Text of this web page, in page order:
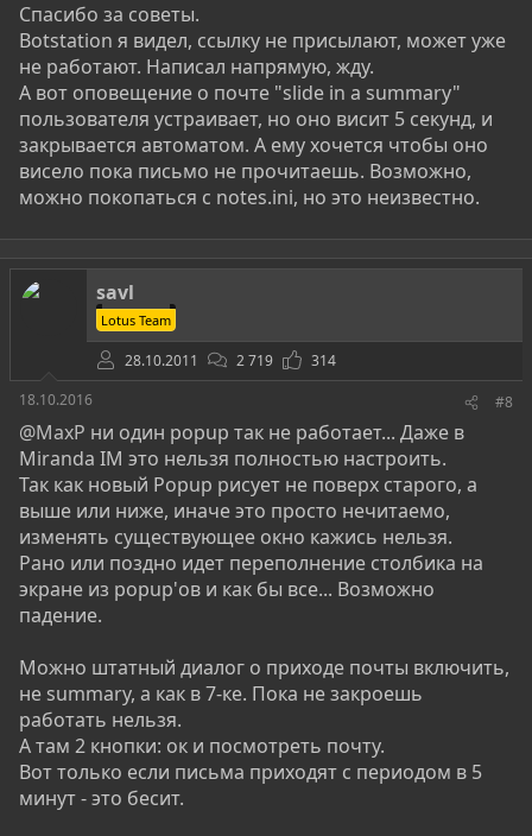
Спасибо за советы.
Botstation я видел, ссылку не присылают, может уже
не работают. Написал напрямую, жду.
А вот оповещение о почте "slide in a summary"
пользователя устраивает, но оно висит 5 секунд, и
закрывается автоматом. А ему хочется чтобы оно
висело пока письмо не прочитаешь. Возможно,
можно покопаться с notes.ini, но это неизвестно.
savl
Lotus Team
28.10.2011 2 719
314
18.10.2016
#8
@MaxP ни один popup так не работает... Даже в
Miranda IM это нельзя полностью настроить.
Так как новый Popup рисует не поверх старого, а
выше или ниже, иначе это просто нечитаемо,
изменять существующее окно кажись нельзя.
Рано или поздно идет переполнение столбика на
экране из popup'ов и как бы все... Возможно
падение.
Можно штатный диалог о приходе почты включить,
не summary, а как в 7-ке. Пока не закроешь
работать нельзя.
А там 2 кнопки: ок и посмотреть почту.
Вот только если письма приходят с периодом в 5
минут - это бесит.